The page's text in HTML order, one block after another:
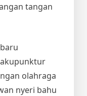
tangan
olahraga
nyeri bahu